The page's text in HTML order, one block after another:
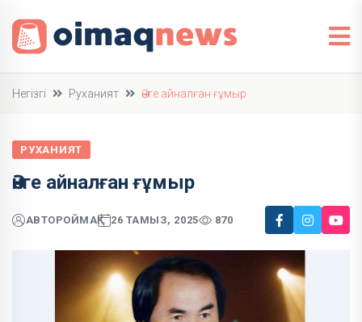
Негізгі Руханият Әнге айналған ғұмыр
РУХАНИЯТ
Әнге айналған ғұмыр
АВТОРОЙМАҚ 26 ТАМЫЗ, 2025 870